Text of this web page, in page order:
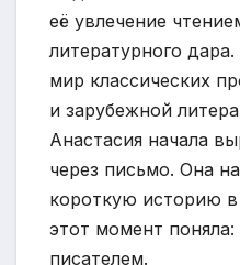
её увлечение
литературного
мир классических
и зарубежной
Анастасия начала
через письмо. Она
короткую историю в
этот момент поняла:
писателем.